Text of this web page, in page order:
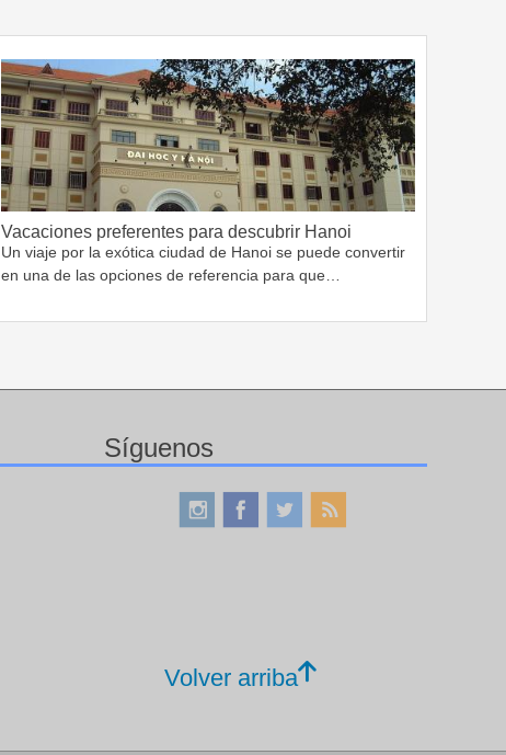
Vacaciones preferentes para descubrir Hanoi
Un viaje por la exótica ciudad de Hanoi se puede convertir
en una de las opciones de referencia para que…
Síguenos
Volver arriba